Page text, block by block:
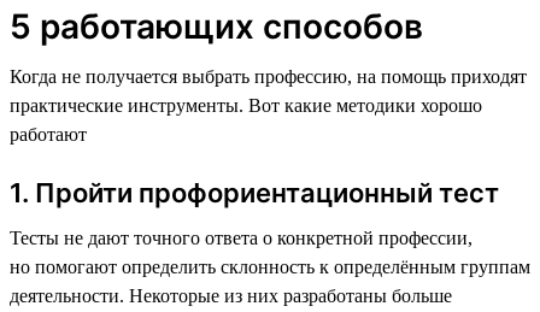
5 работающих способов
Когда не получается выбрать профессию, на помощь приходят
практические инструменты. Вот какие методики хорошо
работают
1. Пройти профориентационный тест
Тесты не дают точного ответа о конкретной профессии,
но помогают определить склонность к определённым группам
деятельности. Некоторые из них разработаны больше